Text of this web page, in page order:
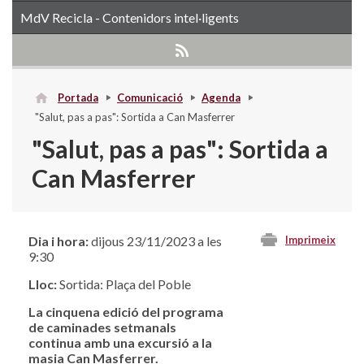
MdV Recicla - Contenidors intel·ligents
Portada Comunicació
Agenda
"Salut, pas a pas": Sortida a Can Masferrer
"Salut, pas a pas": Sortida a
Can Masferrer
Imprimeix
Dia i hora:dijous 23/11/2023 a les
9:30
Lloc:Sortida: Plaça del Poble
La cinquena edició del programa
de caminades setmanals
continua amb una excursió a la
masia Can Masferrer.